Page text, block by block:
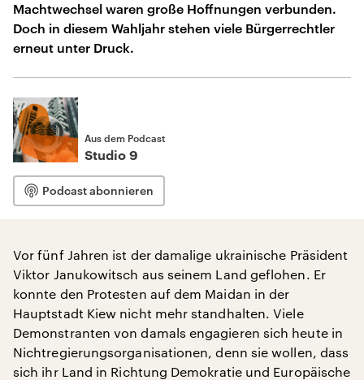
Machtwechsel waren große Hoffnungen verbunden.
Doch in diesem Wahljahr stehen viele Bürgerrechtler
erneut unter Druck.
Aus dem Podcast
Studio 9
Podcast abonnieren
Vor fünf Jahren ist der damalige ukrainische Präsident
Viktor Janukowitsch aus seinem Land geflohen. Er
konnte den Protesten auf dem Maidan in der
Hauptstadt Kiew nicht mehr standhalten. Viele
Demonstranten von damals engagieren sich heute in
Nichtregierungsorganisationen, denn sie wollen, dass
sich ihr Land in Richtung Demokratie und Europäische